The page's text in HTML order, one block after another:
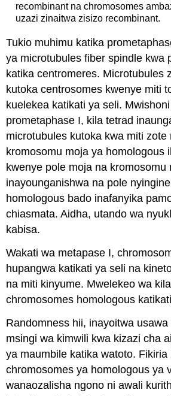
recombinant na chromosomes
uzazi zinaitwa zisizo recombinant.
Tukio muhimu katika
ya microtubules fiber spindle kwa
katika centromeres. Microtubules
kutoka centrosomes kwenye miti
kuelekea katikati ya seli.
prometaphase I, kila tetrad
microtubules kutoka kwa miti zote
kromosomu moja ya homologous
kwenye pole moja na kromosomu
inayounganishwa na pole
homologous bado inafanyika
chiasmata. Aidha, utando wa
kabisa.
Wakati wa metapase I,
hupangwa katikati ya seli na
na miti kinyume. Mwelekeo wa
chromosomes homologous
Randomness hii, inayoitwa
msingi wa kimwili kwa kizazi cha
ya maumbile katika watoto. Fikiria
chromosomes ya homologous ya
wanaozalisha ngono ni awali